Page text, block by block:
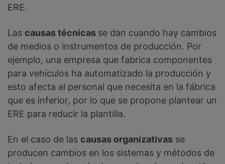
ERE.
Las causas técnicas se dan cuando hay cambios
de medios o instrumentos de producción. Por
ejemplo, una empresa que fabrica componentes
para vehículos ha automatizado la producción y
esto afecta al personal que necesita en la fábrica
que es inferior, por lo que se propone plantear un
ERE para reducir la plantilla.
En el caso de las causas organizativas se
producen cambios en los sistemas y métodos de